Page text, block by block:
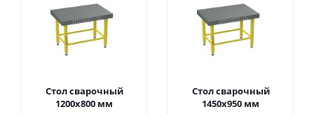
Стол сварочный
1200х800 мм
Стол сварочный
1450х950 мм